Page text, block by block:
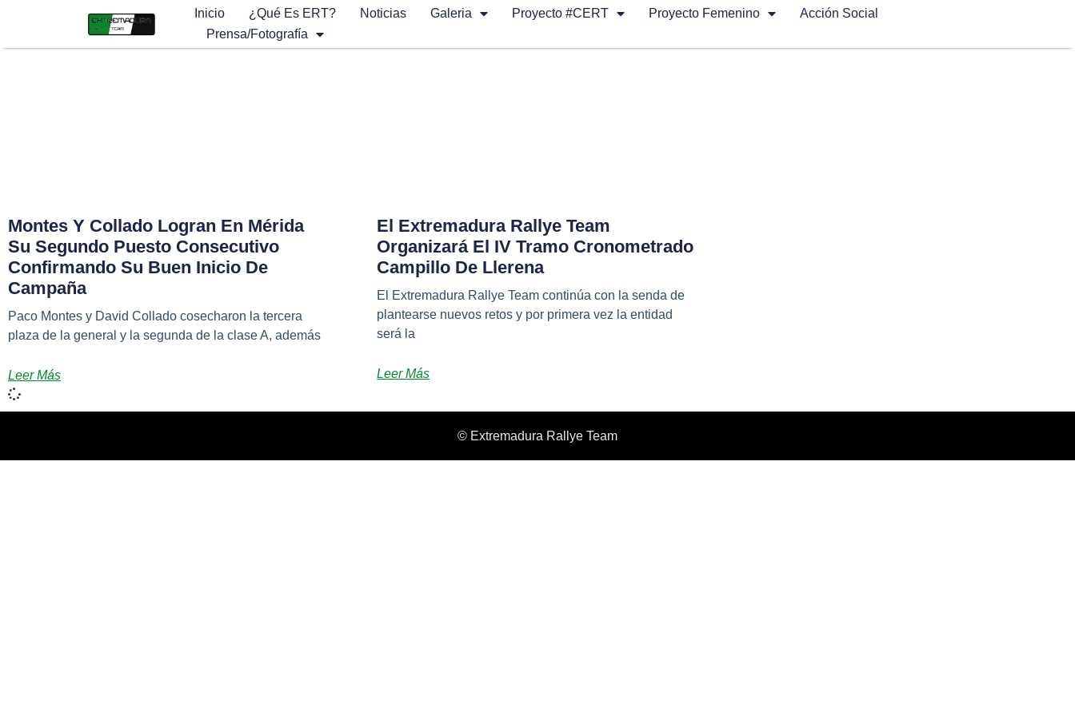
Inicio ¿Qué Es ERT? Noticias Galeria Proyecto #CERT Proyecto Femenino
Acción Social
Prensa/Fotografía
Montes Y Collado Logran En Mérida
Su Segundo Puesto Consecutivo
Confirmando Su Buen Inicio De
Campaña
Paco Montes y David Collado cosecharon la tercera
plaza de la general y la segunda de la clase A, además
Leer Más
El Extremadura Rallye Team
Organizará El IV Tramo Cronometrado
Campillo De Llerena
El Extremadura Rallye Team continúa con la senda de
plantearse nuevos retos y por primera vez la entidad
será la
Leer Más
© Extremadura Rallye Team